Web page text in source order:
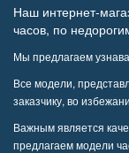
Наш интернет-
часов, по
Мы предлагаем
Все модели,
заказчику, во
Важным является
предлагаем модели